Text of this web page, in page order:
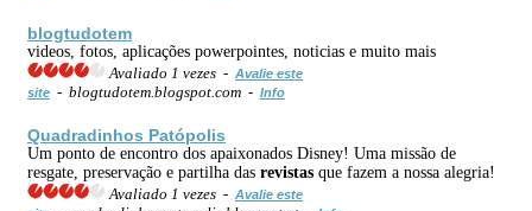
blogtudotem
videos, fotos, aplicações powerpointes, noticias e muito mais
Avaliado 1 vezes - Avalie este
site - blogtudotem.blogspot.com - Info
Quadradinhos Patópolis
Um ponto de encontro dos apaixonados Disney! Uma missão de
resgate, preservação e partilha das revistas que fazem a nossa alegria!
Avaliado 1 vezes - Avalie este